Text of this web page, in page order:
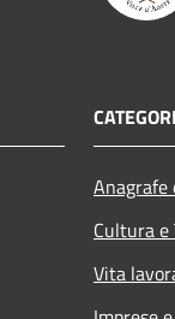
Cultura e
Vita